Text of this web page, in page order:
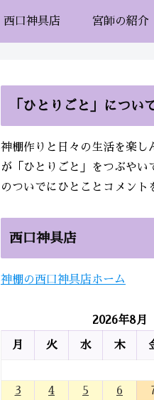
西口神具店 宮師の紹介
「ひとりごと」につい
神棚作りと日々の生活を楽し
が「ひとりごと」をつぶやい
のついでにひとことコメント
西口神具店
神棚の西口神具店ホーム
2026年8月
月 火 水 木
3
4 5 6